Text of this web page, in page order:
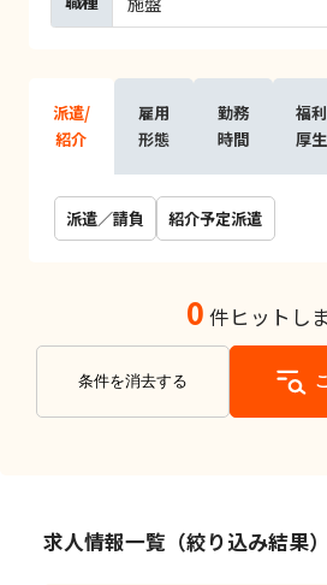
派遣/
紹介
雇用
形態
勤務
時間
福利
厚生
派遣／請負 紹介予定派遣
0 件ヒットし
条件を消去する
求人情報一覧（絞り込み結果）